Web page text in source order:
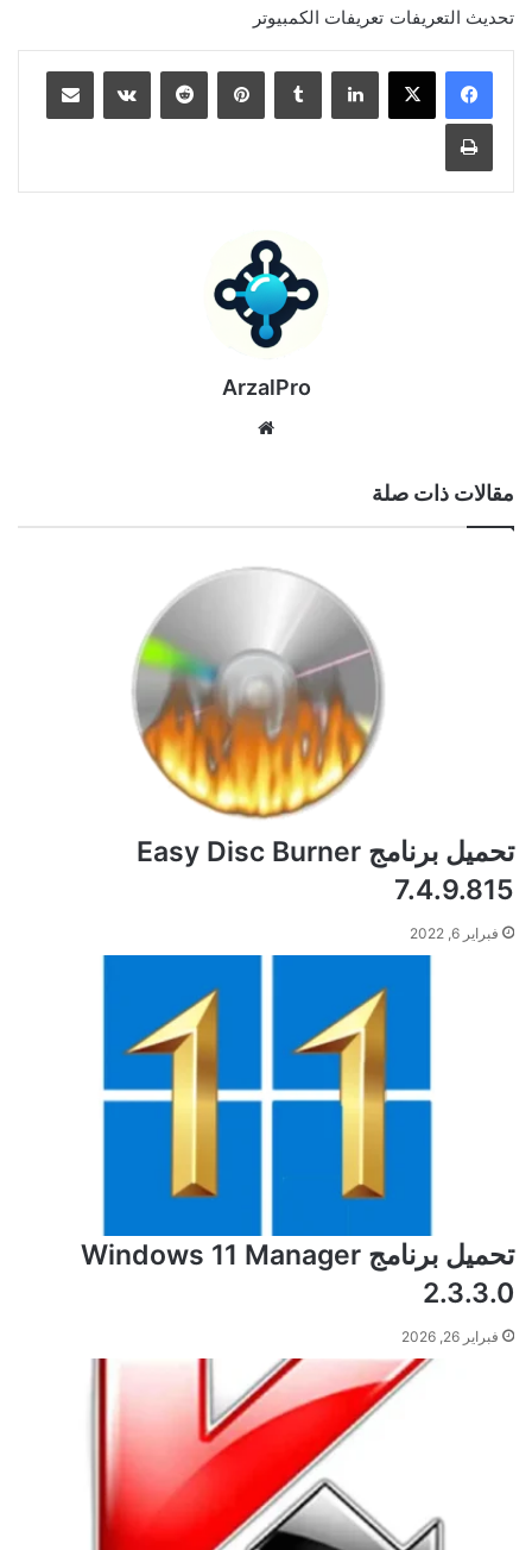
تحديث التعريفات تعريفات الكمبيوتر
لينكدإن بينتيريست مشاركة عبر البريد
طباعة
ArzalPro
مقالات ذات صلة
تحميل برنامج Easy Disc Burner
7.4.9.815
فبراير 6, 2022
تحميل برنامج Windows 11 Manager
2.3.3.0
فبراير 26, 2026